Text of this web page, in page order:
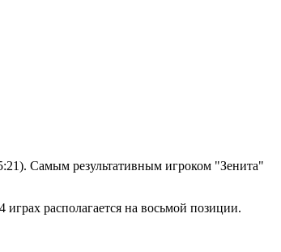
Самым результативным игроком "Зенита"
располагается на восьмой позиции.